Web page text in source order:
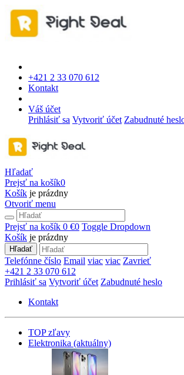
+421 2 33 070 612
Kontakt
Váš účet
Prihlásiť sa Vytvoriť účet Zabudnuté
Hľadať
Prejsť na košík0
Košík je prázdny
Otvoriť menu
Prejsť na košík 0 €0 Toggle Dropdown
Košík je prázdny
Hľadať
Telefónne číslo Email viac viac Zavrieť
+421 2 33 070 612
Prihlásiť sa Vytvoriť účet Zabudnuté heslo
Kontakt
TOP zľavy
Elektronika (aktuálny)